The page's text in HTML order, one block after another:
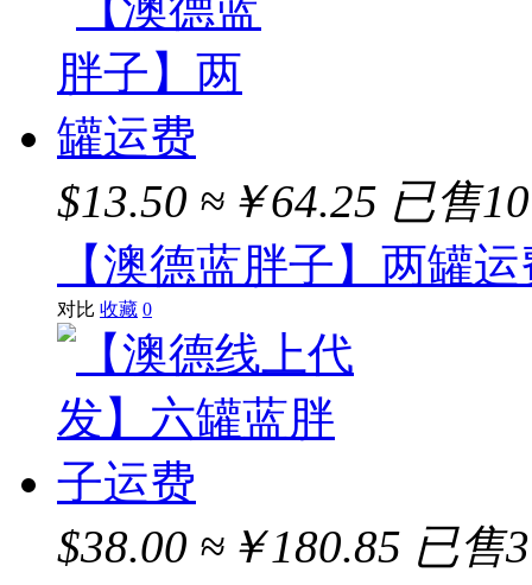
$13.50 ≈￥64.25 已售
【澳德蓝胖子】两罐
对比 收藏 0
$38.00 ≈￥180.85 已售